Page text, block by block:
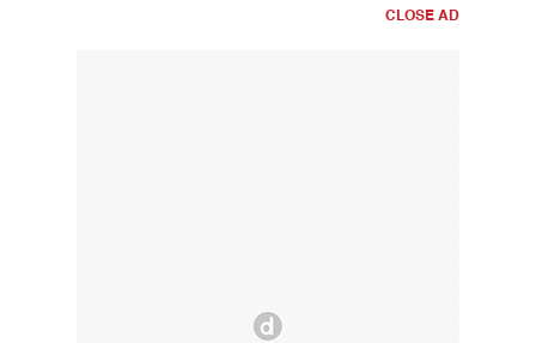
CLOSE AD